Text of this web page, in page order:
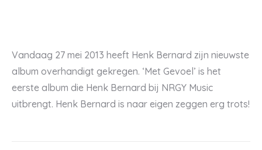
Vandaag 27 mei 2013 heeft Henk Bernard zijn nieuwste
album overhandigt gekregen. ‘Met Gevoel’ is het
eerste album die Henk Bernard bij NRGY Music
uitbrengt. Henk Bernard is naar eigen zeggen erg trots!